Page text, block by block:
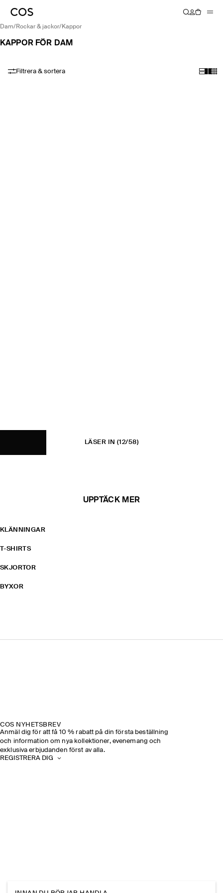
dam/ rockar & jackor/ kappor
KAPPOR FÖR DAM
Filtrera & sortera
LÄSER IN (12/58)
UPPTÄCK MER
KLÄNNINGAR
T-SHIRTS
SKJORTOR
BYXOR
COS NYHETSBREV
Anmäl dig för att få 10 % rabatt på din första beställning
och information om nya kollektioner, evenemang och
exklusiva erbjudanden först av alla.
REGISTRERA DIG